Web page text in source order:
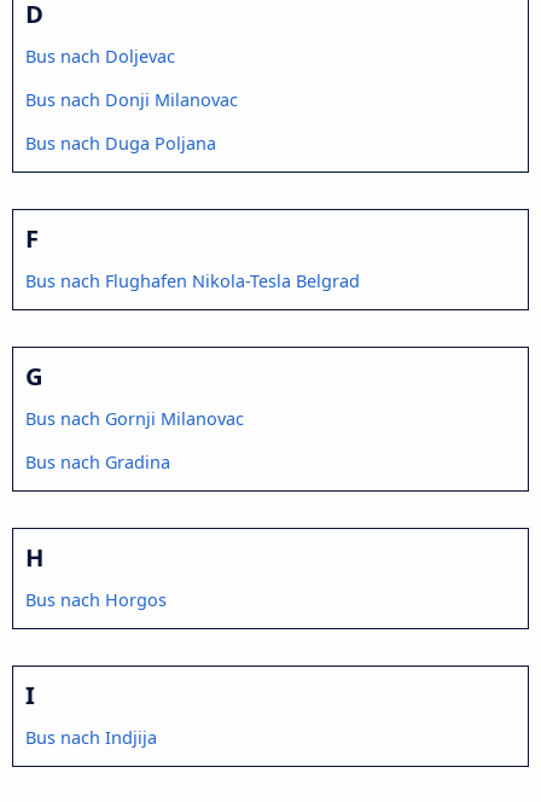
D
Bus nach Doljevac
Bus nach Donji Milanovac
Bus nach Duga Poljana
F
Bus nach Flughafen Nikola-Tesla Belgrad
G
Bus nach Gornji Milanovac
Bus nach Gradina
H
Bus nach Horgos
I
Bus nach Indjija